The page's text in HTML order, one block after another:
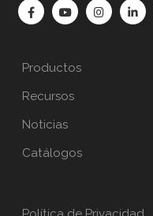
Productos
Recursos
Noticias
Catálogos